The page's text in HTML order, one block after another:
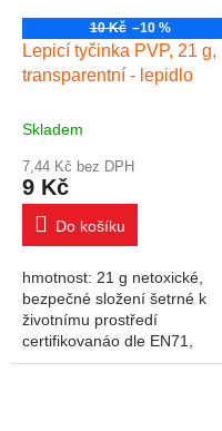
10 Kč –10 %
Lepicí tyčinka PVP, 21 g,
transparentní - lepidlo
Skladem
7,44 Kč bez DPH
9 Kč
Do košíku
hmotnost: 21 g netoxické,
bezpečné složení šetrné k
životnímu prostředí
certifikovanáo dle EN71,
ASTM a PZH nepoškozuje a